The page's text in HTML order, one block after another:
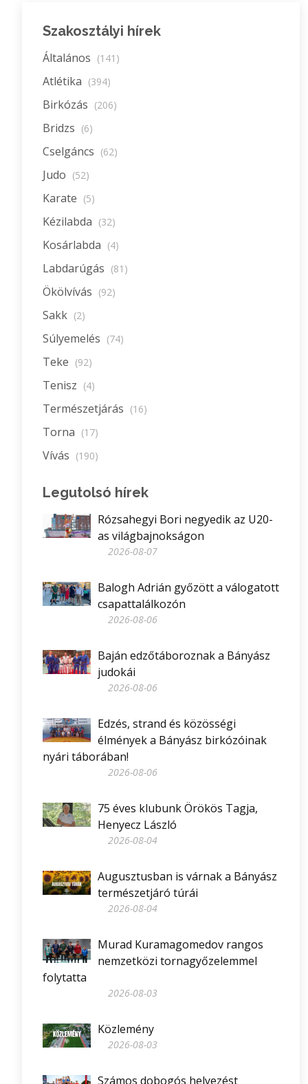
Szakosztályi hírek
Általános (141)
Atlétika (394)
Birkózás (206)
Bridzs (6)
Cselgáncs (62)
Judo (52)
Karate (5)
Kézilabda (32)
Kosárlabda (4)
Labdarúgás (81)
Ökölvívás (92)
Sakk (2)
Súlyemelés (74)
Teke (92)
Tenisz (4)
Természetjárás (16)
Torna (17)
Vívás (190)
Legutolsó hírek
Rózsahegyi Bori negyedik az U20-
as világbajnokságon
2026-08-07
Balogh Adrián győzött a válogatott
csapattalálkozón
2026-08-06
Baján edzőtáboroznak a Bányász
judokái
2026-08-06
Edzés, strand és közösségi
élmények a Bányász birkózóinak
nyári táborában!
2026-08-06
75 éves klubunk Örökös Tagja,
Henyecz László
2026-08-04
Augusztusban is várnak a Bányász
természetjáró túrái
2026-08-04
Murad Kuramagomedov rangos
nemzetközi tornagyőzelemmel
folytatta
2026-08-03
Közlemény
2026-08-03
Számos dobogós helyezést